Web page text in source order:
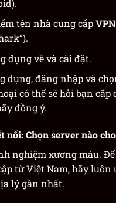
tên nhà cung cấpVPN
dụng về và cài đặt.
dụng, đăng nhập và
có thể sẽ hỏi bạn cấp
đồng ý.
nối: Chọn server nào
nghiệm xương máu.
từ Việt Nam, hãy luôn
lý gần nhất.